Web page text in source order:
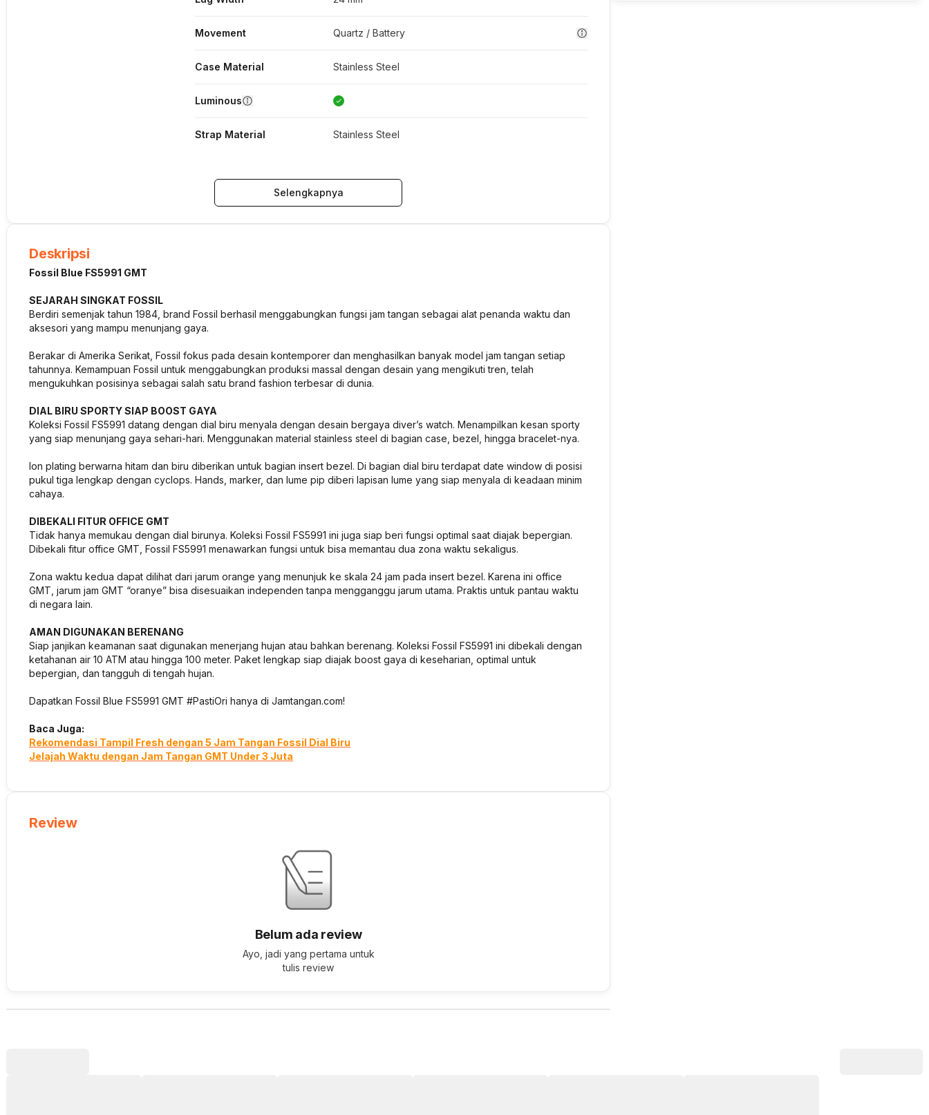
Movement Quartz / Battery
Case Material Stainless Steel
Luminous
Strap Material Stainless Steel
Selengkapnya
Deskripsi
Fossil Blue FS5991 GMT
SEJARAH SINGKAT FOSSIL
Berdiri semenjak tahun 1984, brand Fossil berhasil menggabungkan fungsi jam tangan sebagai alat penanda waktu dan
aksesori yang mampu menunjang gaya.
Berakar di Amerika Serikat, Fossil fokus pada desain kontemporer dan menghasilkan banyak model jam tangan setiap
tahunnya. Kemampuan Fossil untuk menggabungkan produksi massal dengan desain yang mengikuti tren, telah
mengukuhkan posisinya sebagai salah satu brand fashion terbesar di dunia.
DIAL BIRU SPORTY SIAP BOOST GAYA
Koleksi Fossil FS5991 datang dengan dial biru menyala dengan desain bergaya diver’s watch. Menampilkan kesan sporty
yang siap menunjang gaya sehari-hari. Menggunakan material stainless steel di bagian case, bezel, hingga bracelet-nya.
Ion plating berwarna hitam dan biru diberikan untuk bagian insert bezel. Di bagian dial biru terdapat date window di posisi
pukul tiga lengkap dengan cyclops. Hands, marker, dan lume pip diberi lapisan lume yang siap menyala di keadaan minim
cahaya.
DIBEKALI FITUR OFFICE GMT
Tidak hanya memukau dengan dial birunya. Koleksi Fossil FS5991 ini juga siap beri fungsi optimal saat diajak bepergian.
Dibekali fitur office GMT, Fossil FS5991 menawarkan fungsi untuk bisa memantau dua zona waktu sekaligus.
Zona waktu kedua dapat dilihat dari jarum orange yang menunjuk ke skala 24 jam pada insert bezel. Karena ini office
GMT, jarum jam GMT “oranye” bisa disesuaikan independen tanpa mengganggu jarum utama. Praktis untuk pantau waktu
di negara lain.
AMAN DIGUNAKAN BERENANG
Siap janjikan keamanan saat digunakan menerjang hujan atau bahkan berenang. Koleksi Fossil FS5991 ini dibekali dengan
ketahanan air 10 ATM atau hingga 100 meter. Paket lengkap siap diajak boost gaya di keseharian, optimal untuk
bepergian, dan tangguh di tengah hujan.
Dapatkan Fossil Blue FS5991 GMT #PastiOri hanya di Jamtangan.com!
Baca Juga:
Rekomendasi Tampil Fresh dengan 5 Jam Tangan Fossil Dial Biru
Jelajah Waktu dengan Jam Tangan GMT Under 3 Juta
Review
Belum ada review
Ayo, jadi yang pertama untuk
tulis review